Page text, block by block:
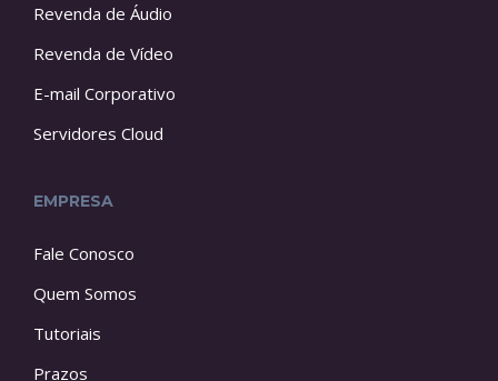
Revenda de Áudio
Revenda de Vídeo
E-mail Corporativo
Servidores Cloud
EMPRESA
Fale Conosco
Quem Somos
Tutoriais
Prazos